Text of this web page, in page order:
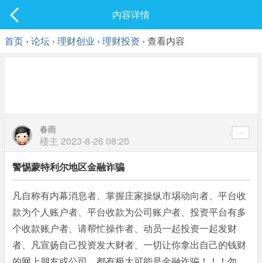
最新发表
内容详情
首页 › 论坛 › 理财创业 › 理财投资 › 查看内容
春雨
楼主 2023-8-26 08:20
警惕蒙特利尔地区金融诈骗
凡自称有内幕消息者、掌握庄家操纵市埸动向者、平台收
款为个人账户者、平台收款为公司账户者、投资平台有多
个收款账户者、请帮忙操作者、动员一起投资一起发财
者、凡宣扬自己投资发大财者、一切让你拿出自己的钱财